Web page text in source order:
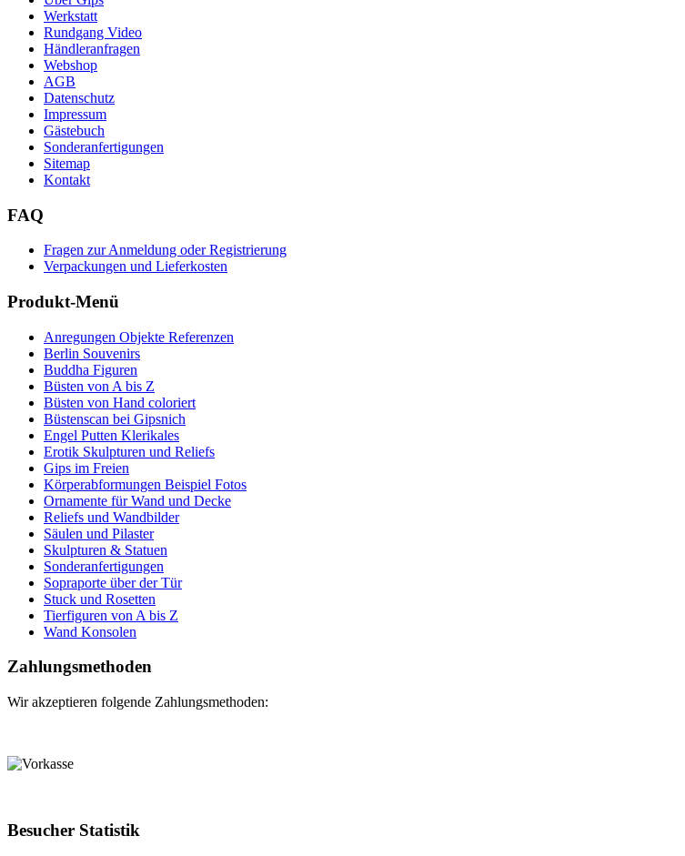
Werkstatt
Rundgang Video
Händleranfragen
Webshop
AGB
Datenschutz
Impressum
Gästebuch
Sonderanfertigungen
Sitemap
Kontakt
FAQ
Fragen zur Anmeldung oder Registrierung
Verpackungen und Lieferkosten
Produkt-Menü
Anregungen Objekte Referenzen
Berlin Souvenirs
Buddha Figuren
Büsten von A bis Z
Büsten von Hand coloriert
Büstenscan bei Gipsnich
Engel Putten Klerikales
Erotik Skulpturen und Reliefs
Gips im Freien
Körperabformungen Beispiel Fotos
Ornamente für Wand und Decke
Reliefs und Wandbilder
Säulen und Pilaster
Skulpturen & Statuen
Sonderanfertigungen
Sopraporte über der Tür
Stuck und Rosetten
Tierfiguren von A bis Z
Wand Konsolen
Zahlungsmethoden
Wir akzeptieren folgende Zahlungsmethoden:
Besucher Statistik